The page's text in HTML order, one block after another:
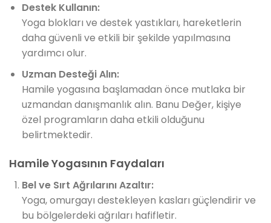
Destek Kullanın:
Yoga blokları ve destek yastıkları, hareketlerin
daha güvenli ve etkili bir şekilde yapılmasına
yardımcı olur.
Uzman Desteği Alın:
Hamile yogasına başlamadan önce mutlaka bir
uzmandan danışmanlık alın. Banu Değer, kişiye
özel programların daha etkili olduğunu
belirtmektedir.
Hamile Yogasının Faydaları
Bel ve Sırt Ağrılarını Azaltır:
Yoga, omurgayı destekleyen kasları güçlendirir ve
bu bölgelerdeki ağrıları hafifletir.